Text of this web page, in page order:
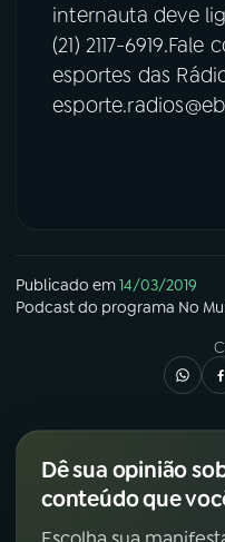
internauta deve
(21) 2117-
esportes das
Publicado em14/03/2019
Podcastdo programa No
Dê sua opinião
conteúdo que